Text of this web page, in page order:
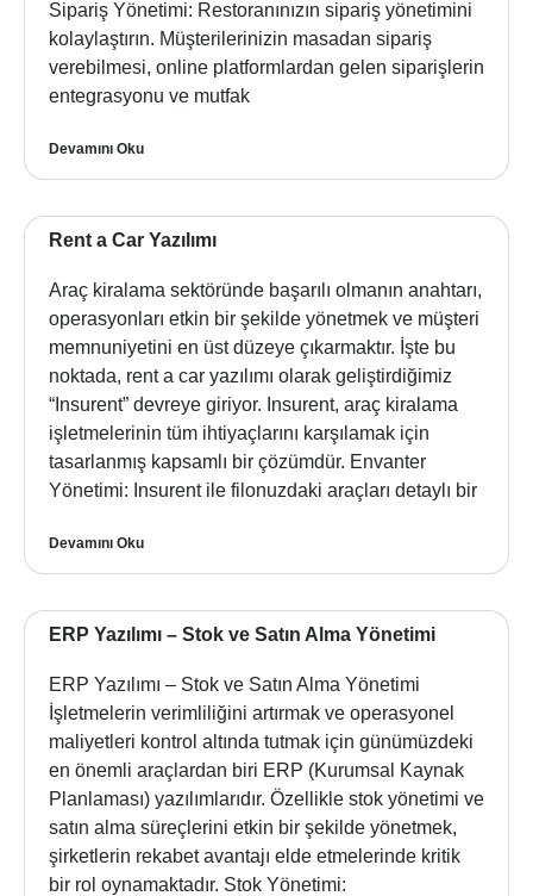
Sipariş Yönetimi: Restoranınızın sipariş yönetimini
kolaylaştırın. Müşterilerinizin masadan sipariş
verebilmesi, online platformlardan gelen siparişlerin
entegrasyonu ve mutfak
Devamını Oku
Rent a Car Yazılımı
Araç kiralama sektöründe başarılı olmanın anahtarı,
operasyonları etkin bir şekilde yönetmek ve müşteri
memnuniyetini en üst düzeye çıkarmaktır. İşte bu
noktada, rent a car yazılımı olarak geliştirdiğimiz
“Insurent” devreye giriyor. Insurent, araç kiralama
işletmelerinin tüm ihtiyaçlarını karşılamak için
tasarlanmış kapsamlı bir çözümdür. Envanter
Yönetimi: Insurent ile filonuzdaki araçları detaylı bir
Devamını Oku
ERP Yazılımı – Stok ve Satın Alma Yönetimi
ERP Yazılımı – Stok ve Satın Alma Yönetimi
İşletmelerin verimliliğini artırmak ve operasyonel
maliyetleri kontrol altında tutmak için günümüzdeki
en önemli araçlardan biri ERP (Kurumsal Kaynak
Planlaması) yazılımlarıdır. Özellikle stok yönetimi ve
satın alma süreçlerini etkin bir şekilde yönetmek,
şirketlerin rekabet avantajı elde etmelerinde kritik
bir rol oynamaktadır. Stok Yönetimi: